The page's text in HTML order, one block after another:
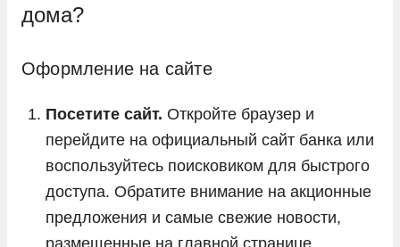
дома?
Оформление на сайте
Посетите сайт. Откройте браузер и
перейдите на официальный сайт банка или
воспользуйтесь поисковиком для быстрого
доступа. Обратите внимание на акционные
предложения и самые свежие новости,
размещенные на главной странице.